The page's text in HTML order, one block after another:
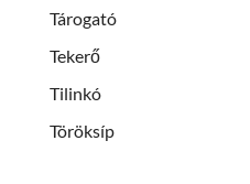
Tárogató
Tekerő
Tilinkó
Töröksíp